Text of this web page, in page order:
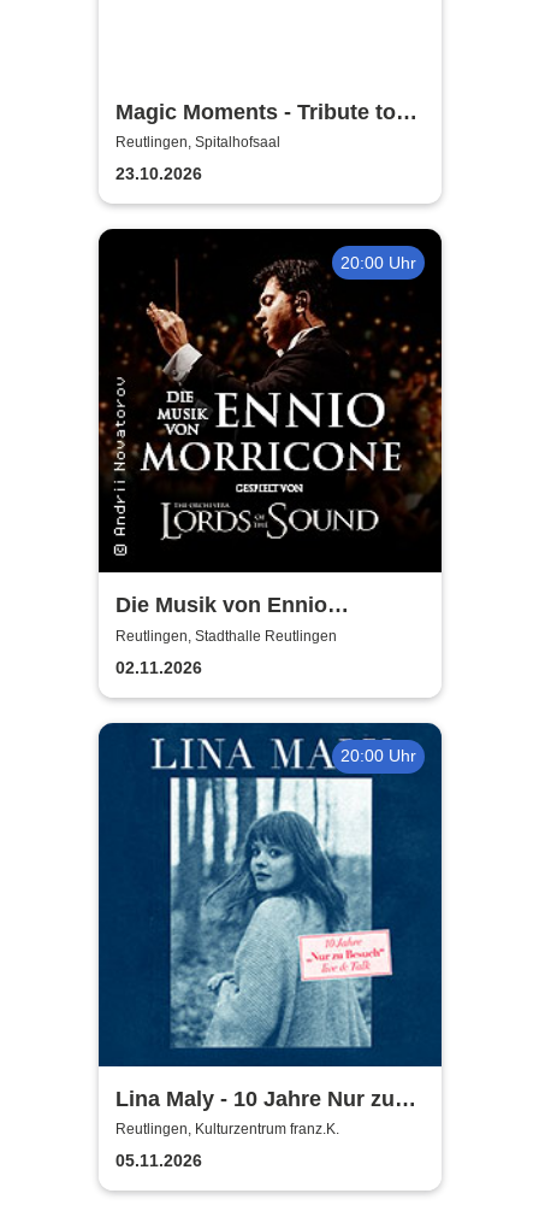
Magic Moments - Tribute to
Coldplay & Ed Sheeran -
String Quartet im
Lichterglanz
Reutlingen, Spitalhofsaal
23.10.2026
20:00 Uhr
Die Musik von Ennio
Morricone - gespielt von
Lords of the Sound
Reutlingen, Stadthalle Reutlingen
02.11.2026
20:00 Uhr
Lina Maly - 10 Jahre Nur zu
Besuch
Reutlingen, Kulturzentrum franz.K.
05.11.2026